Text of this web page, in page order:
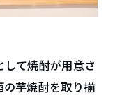
して焼酎が用意さ
の芋焼酎を取り揃